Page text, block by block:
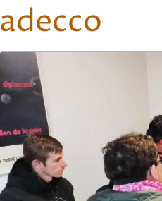
adecco